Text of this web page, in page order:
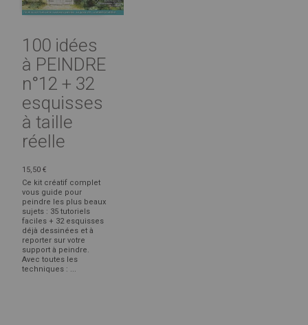
100 idées
à PEINDRE
n°12 + 32
esquisses
à taille
réelle
15,50 €
Ce kit créatif complet
vous guide pour
peindre les plus beaux
sujets : 35 tutoriels
faciles + 32 esquisses
déjà dessinées et à
reporter sur votre
support à peindre.
Avec toutes les
techniques : ...